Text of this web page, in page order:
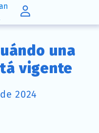
una
vigente
2024